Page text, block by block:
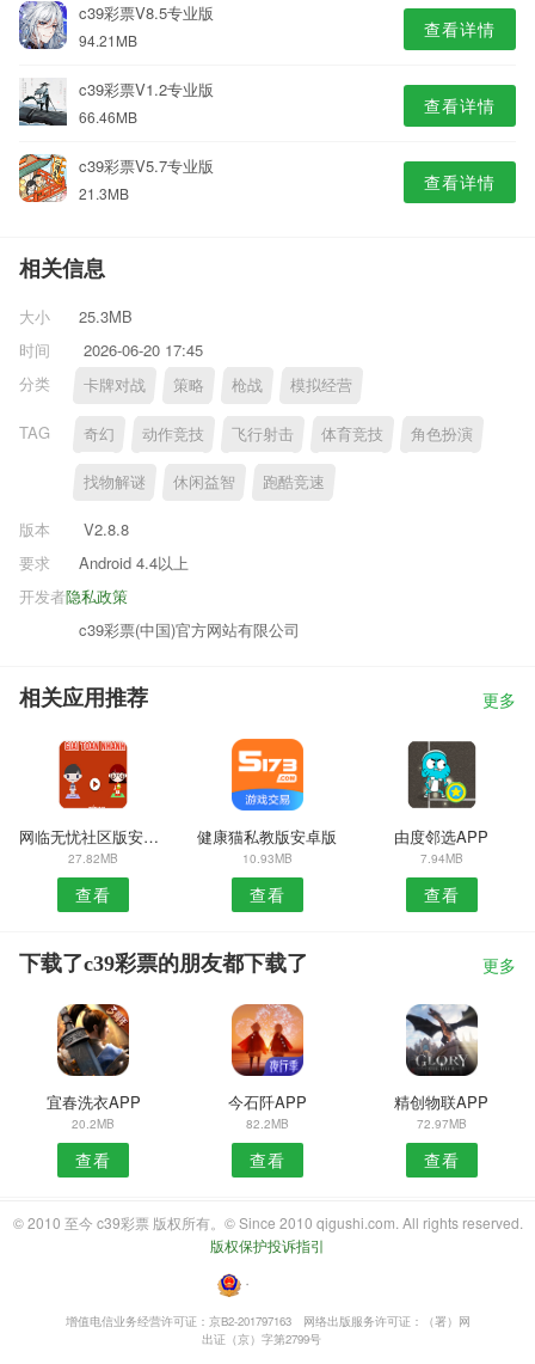
c39彩票V8.5专业版
94.21MB 查看详情
c39彩票V1.2专业版
66.46MB 查看详情
c39彩票V5.7专业版
21.3MB 查看详情
相关信息
大小
25.3MB
时间
2026-06-20 17:45
分类
卡牌对战 策略 枪战 模拟经营
TAG 奇幻 动作竞技 飞行射击 体育竞技 角色扮演
找物解谜 休闲益智 跑酷竞速
版本
V2.8.8
要求
Android 4.4以上
隐私政策
开发者
c39彩票(中国)官方网站有限公司
相关应用推荐 更多
网临无忧社区版安卓版
27.82MB
查看
健康猫私教版安卓版
10.93MB
查看
由度邻选APP
7.94MB
查看
下载了c39彩票的朋友都下载了 更多
宜春洗衣APP
20.2MB
查看
今石阡APP
82.2MB
查看
精创物联APP
72.97MB
查看
© 2010 至今 c39彩票 版权所有。© Since 2010 qigushi.com. All rights reserved.
版权保护投诉指引
・
增值电信业务经营许可证：京B2-201797163
网络出版服务许可证：（署）网
出证（京）字第2799号